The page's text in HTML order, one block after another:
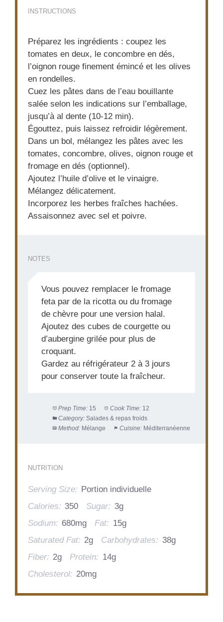
INSTRUCTIONS
Préparez les ingrédients : coupez les
tomates en deux, le concombre en dés,
l’oignon rouge finement émincé et les olives
en rondelles.
Cuez les pâtes dans de l’eau bouillante
salée selon les indications sur l’emballage,
jusqu’à al dente (10-12 min).
Égouttez, puis laissez refroidir légèrement.
Dans un bol, mélangez les pâtes avec les
tomates, concombre, olives, oignon rouge et
fromage en dés (optionnel).
Ajoutez l’huile d’olive et le vinaigre.
Mélangez délicatement.
Incorporez les herbes fraîches hachées.
Assaisonnez avec sel et poivre.
NOTES
Vous pouvez remplacer le fromage
feta par de la ricotta ou du fromage
de chèvre pour une version halal.
Ajoutez des cubes de courgette ou
d’aubergine grilée pour plus de
croquant.
Gardez au réfrigérateur 2 à 3 jours
pour conserver toute la fraîcheur.
Prep Time: 15 Cook Time: 12
Category: Salades & repas froids
Method: Mélange Cuisine: Méditerranéenne
NUTRITION
Serving Size: Portion individuelle
Calories: 350 Sugar: 3g
Sodium: 680mg Fat: 15g
Saturated Fat: 2g Carbohydrates: 38g
Fiber: 2g Protein: 14g
Cholesterol: 20mg